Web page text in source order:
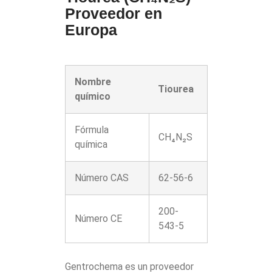
Proveedor en
Europa
Nombre
químico
Tiourea
Fórmula
química
CH₄N₂S
Número CAS 62-56-6
Número CE
200-
543-5
Gentrochema es un proveedor